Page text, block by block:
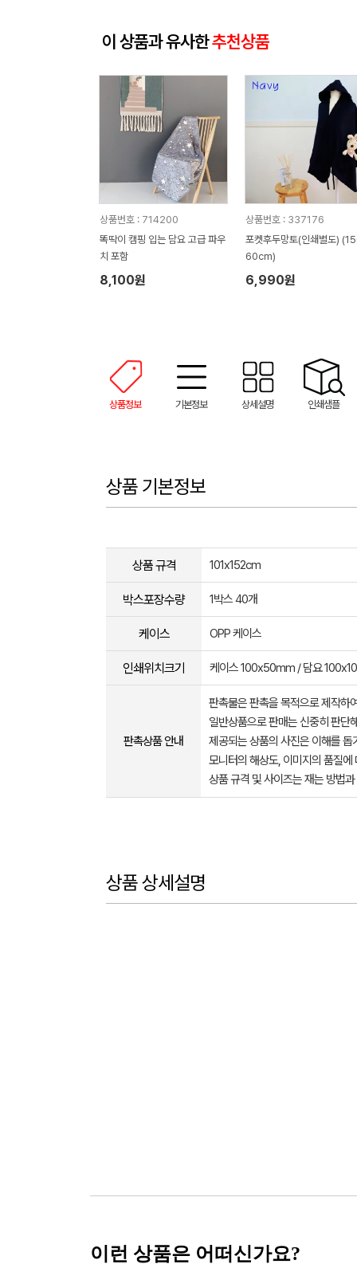
이 상품과 유사한추천상품
상품번호 : 714200
똑딱이 캠핑 입는 담요 고급 파우
치 포함
8,100원
상품번호 : 337176
포켓후두망토(인쇄별도)
60cm)
6,990원
상품정보 기본정보 상세설명 인쇄샘플
상품 기본정보
상품 규격 101x152cm
박스포장수량 1박스 40개
케이스 OPP 케이스
인쇄위치크기 케이스 100x50mm / 담요
판촉상품 안내
판촉물은 판촉을 목적으로 제작하
일반상품으로 판매는 신중히 판단
제공되는 상품의 사진은 이해를
모니터의 해상도, 이미지의 품질
상품 규격 및 사이즈는 재는 방법
상품 상세설명
이런 상품은 어떠신가요?